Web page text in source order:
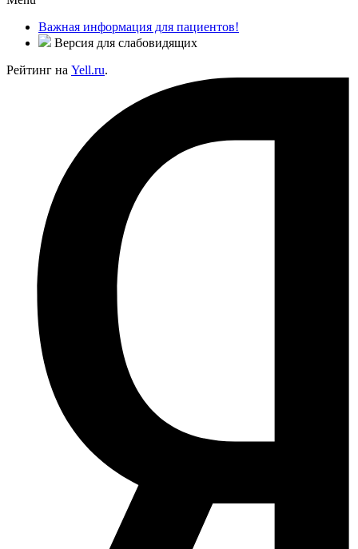
Важная информация для пациентов!
Версия для слабовидящих
Рейтинг на Yell.ru.